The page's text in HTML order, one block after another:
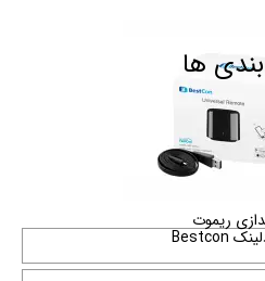
ریموت
هوشمند برودلینک Bestcon
ها